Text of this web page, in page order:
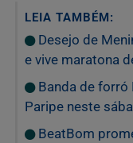
LEIA TAMBÉM:
Desejo de
e vive maratona
Banda de forró
Paripe neste
BeatBom